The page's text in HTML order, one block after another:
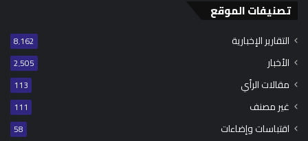
تصنيفات الموقع
التقارير الإخبارية 8٬162
الأخبار 2٬505
مقالات الرأي 113
غير مصنف 111
اقتباسات وإضاءات 58